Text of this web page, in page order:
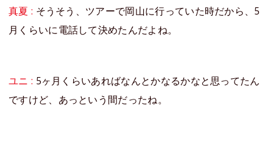
真夏 : そうそう、ツアーで岡山に行っていた時だから、5
月くらいに電話して決めたんだよね。
ユニ : 5ヶ月くらいあればなんとかなるかなと思ってたん
ですけど、あっという間だったね。